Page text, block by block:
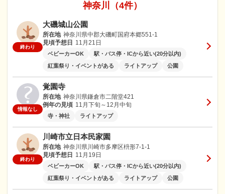
神奈川（4件）
終わり
大磯城山公園
所在地 神奈川県中郡大磯町国府本郷551-1
見頃予想日
11月21日
ベビーカーOK
駅・バス停・ICから近い(20分以内)
紅葉祭り・イベントがある
ライトアップ 公園
情報なし
覚園寺
所在地 神奈川県鎌倉市二階堂421
例年の見頃 11月下旬～12月中旬
寺・神社 ライトアップ
終わり
川崎市立日本民家園
所在地 神奈川県川崎市多摩区枡形7-1-1
見頃予想日
11月19日
ベビーカーOK
駅・バス停・ICから近い(20分以内)
紅葉祭り・イベントがある
ライトアップ 公園